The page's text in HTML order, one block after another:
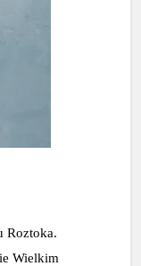
Roztoka.
Wielkim